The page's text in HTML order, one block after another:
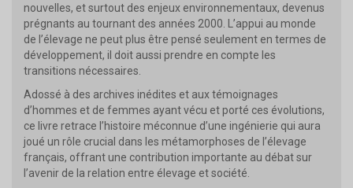
nouvelles, et surtout des enjeux environnementaux, devenus
prégnants au tournant des années 2000. L’appui au monde
de l’élevage ne peut plus être pensé seulement en termes de
développement, il doit aussi prendre en compte les
transitions nécessaires.
Adossé à des archives inédites et aux témoignages
d’hommes et de femmes ayant vécu et porté ces évolutions,
ce livre retrace l’histoire méconnue d’une ingénierie qui aura
joué un rôle crucial dans les métamorphoses de l’élevage
français, offrant une contribution importante au débat sur
l’avenir de la relation entre élevage et société.